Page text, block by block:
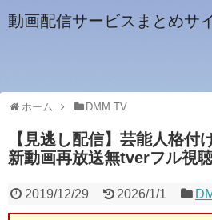
動画配信サービスまとめサ
ホーム DMM TV
【見逃し配信】芸能人格付
新動画再放送無tverフル視
2019/12/29 2026/1/1